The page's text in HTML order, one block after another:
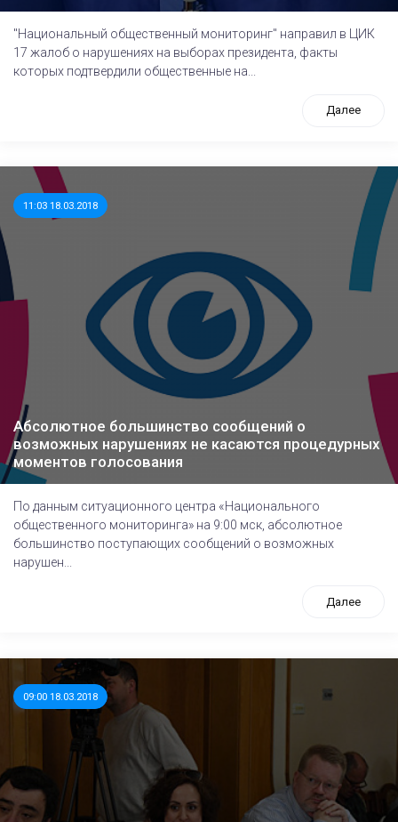
"Национальный общественный мониторинг" направил в ЦИК
17 жалоб о нарушениях на выборах президента, факты
которых подтвердили общественные на...
Далее
11:03 18.03.2018
Абсолютное большинство сообщений о
возможных нарушениях не касаются процедурных
моментов голосования
По данным ситуационного центра «Национального
общественного мониторинга» на 9:00 мск, абсолютное
большинство поступающих сообщений о возможных
нарушен...
Далее
09:00 18.03.2018